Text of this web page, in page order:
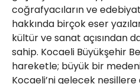
coğrafyacıların ve
hakkında birçok eser
kültür ve sanat açısından
sahip. Kocaeli Büyükşehir
hareketle; büyük bir
Kocaeli’ni gelecek